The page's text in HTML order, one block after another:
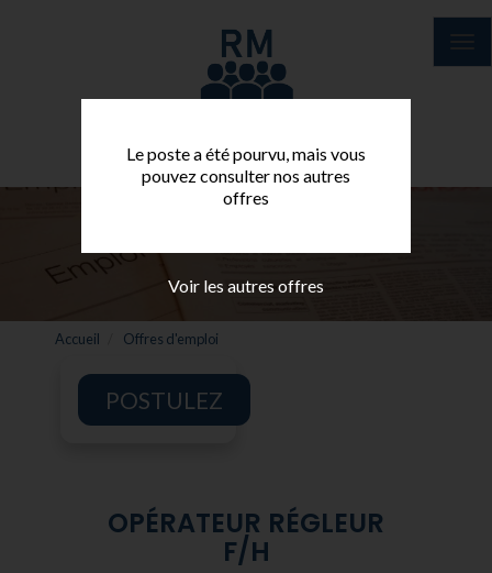
Accueil Offres d'emploi
Le poste a été pourvu, mais vous
pouvez consulter nos autres
offres
Voir les autres offres
POSTULEZ
OPÉRATEUR RÉGLEUR
F/H